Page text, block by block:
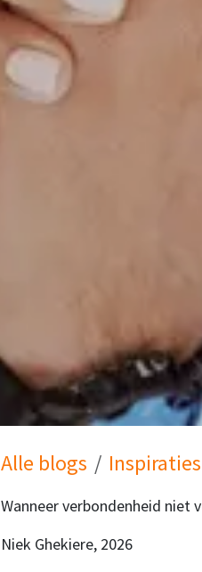
Alle blogs
Wanneer verbondenheid niet
Niek Ghekiere, 2026